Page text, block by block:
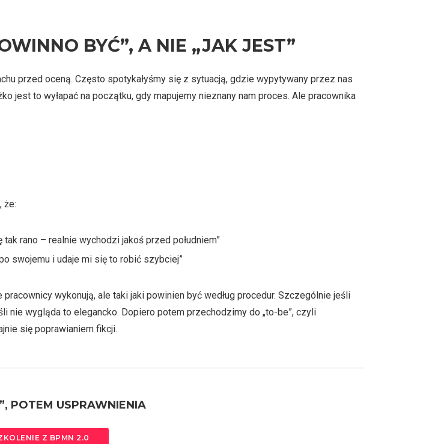
BYĆ”, A NIE „JAK JEST”
przed oceną. Często spotykałyśmy się z sytuacją, gdzie wypytywany przez nas
jest to wyłapać na początku, gdy mapujemy nieznany nam proces. Ale pracownika
że:
rano – realnie wychodzi jakoś przed południem”
swojemu i udaje mi się to robić szybciej”
wykonują, ale taki jaki powinien być według procedur. Szczególnie jeśli
nie wygląda to elegancko. Dopiero potem przechodzimy do „to-be”, czyli
się poprawianiem fikcji.
POTEM USPRAWNIENIA
Z BPMN 2.0